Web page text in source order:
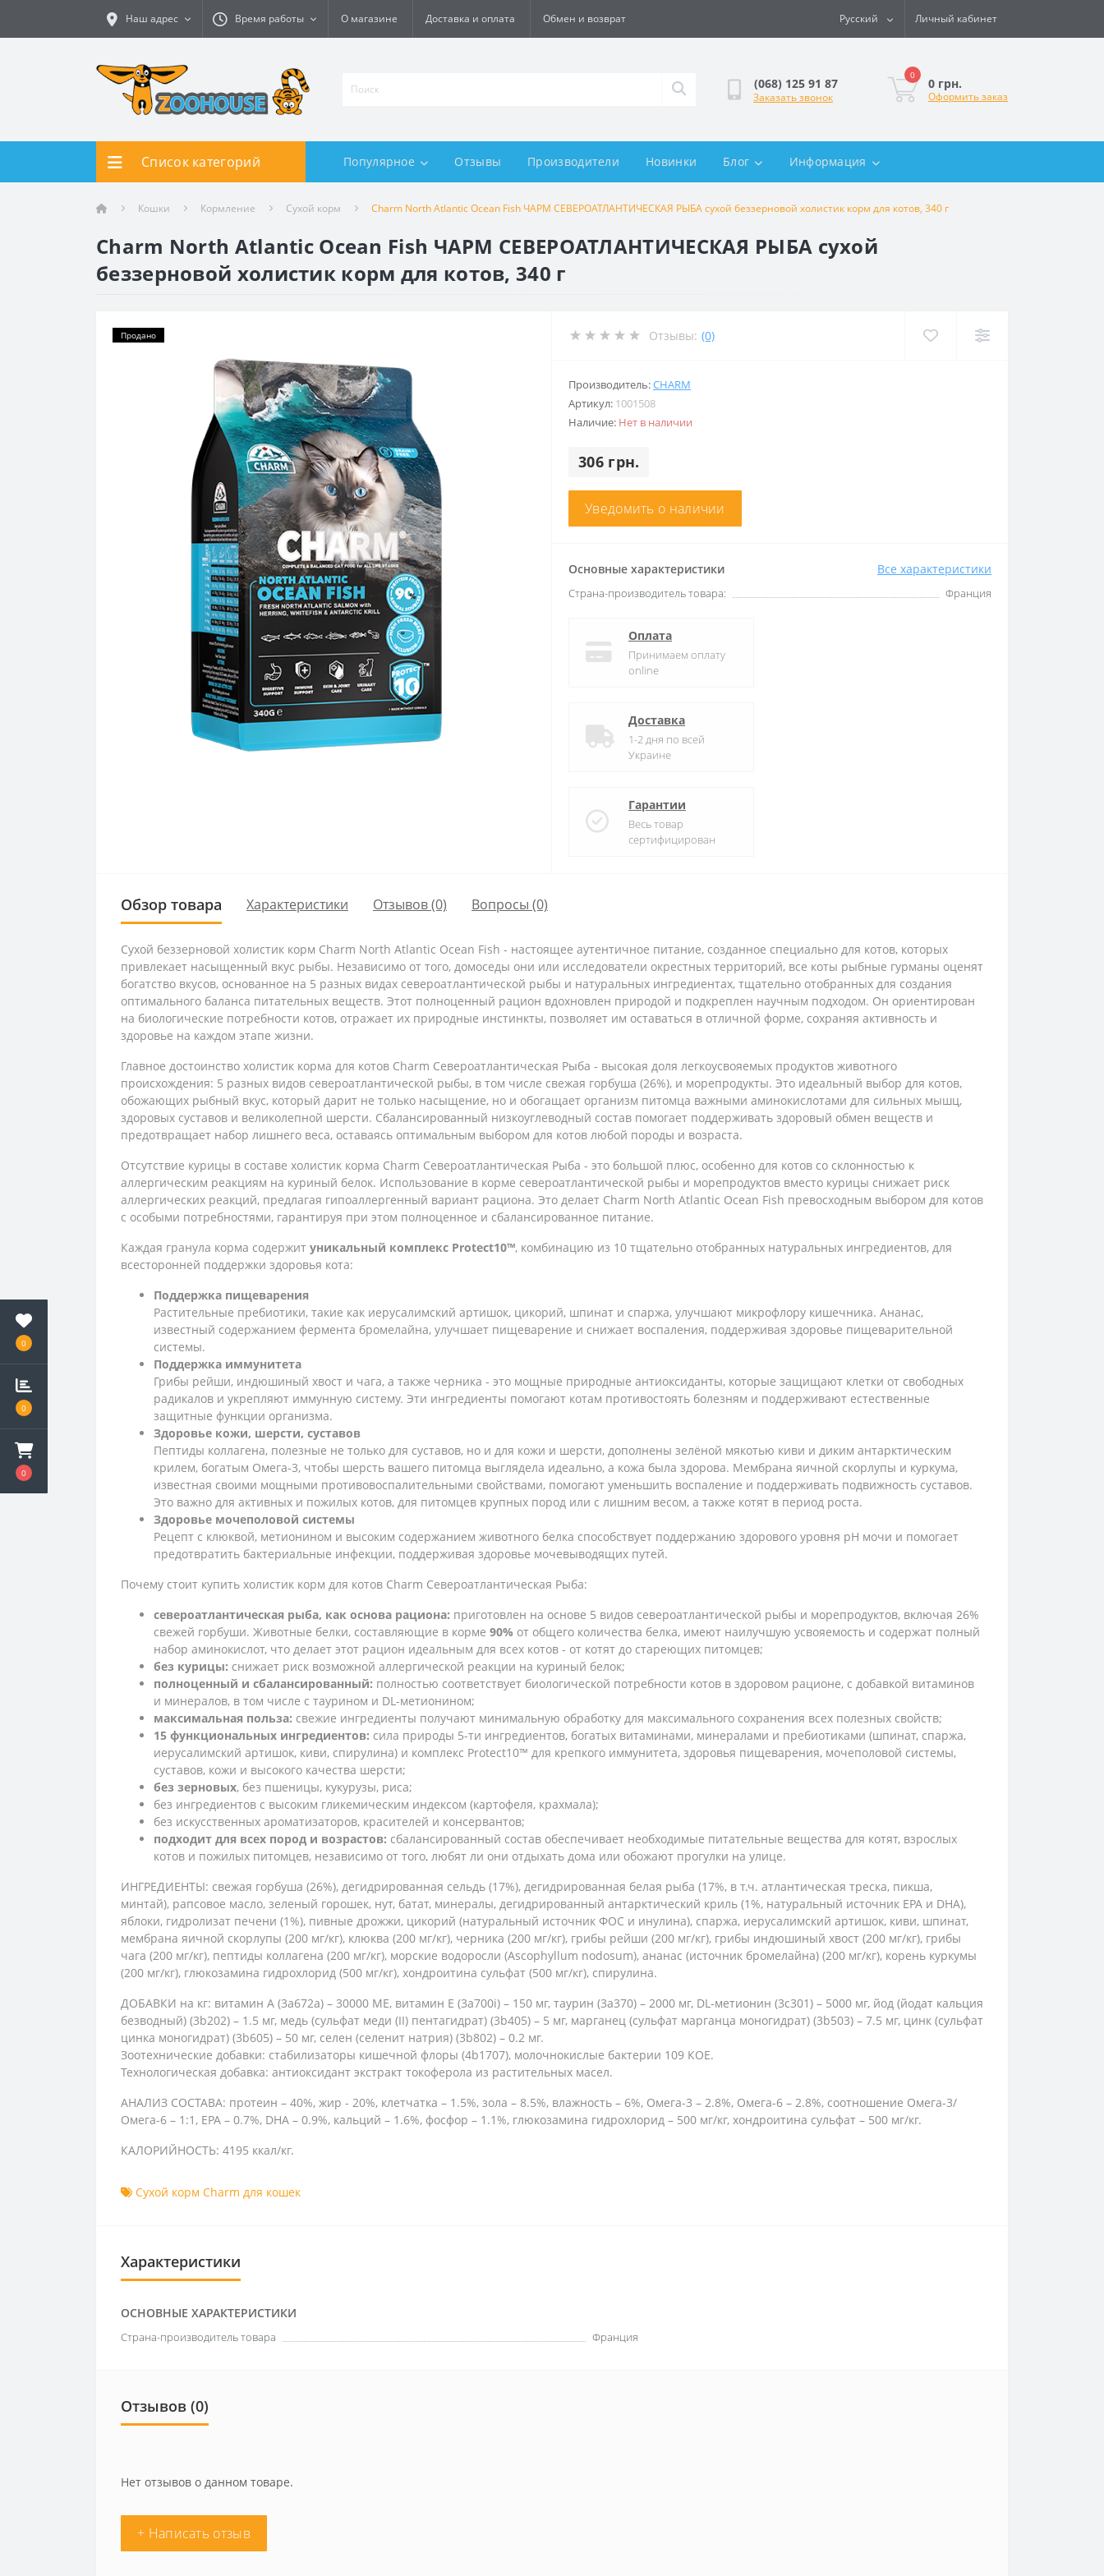
0
0
0
Наш адрес Время работы О магазине Доставка и оплата Обмен и возврат Русский Личный кабинет
(068) 125 91 87
Заказать звонок
0
0 грн.
Оформить заказ
Список категорий Популярное Отзывы Производители Новинки Блог Информация
Кошки Кормление Сухой корм Charm North Atlantic Ocean Fish ЧАРМ СЕВЕРОАТЛАНТИЧЕСКАЯ РЫБА сухой беззерновой холистик корм для котов, 340 г
Charm North Atlantic Ocean Fish ЧАРМ СЕВЕРОАТЛАНТИЧЕСКАЯ РЫБА сухой
беззерновой холистик корм для котов, 340 г
Продано Отзывы: (0)
Производитель:CHARM
Артикул: 1001508
Наличие: Нет в наличии
306 грн.
Уведомить о наличии
Основные характеристики Все характеристики
Страна-производитель товара: Франция
Оплата
Принимаем оплату
online
Доставка
1-2 дня по всей
Украине
Гарантии
Весь товар
сертифицирован
Обзор товара Характеристики Отзывов (0) Вопросы (0)
Сухой беззерновой холистик корм Charm North Atlantic Ocean Fish - настоящее аутентичное питание, созданное специально для котов, которых
привлекает насыщенный вкус рыбы. Независимо от того, домоседы они или исследователи окрестных территорий, все коты рыбные гурманы оценят
богатство вкусов, основанное на 5 разных видах североатлантической рыбы и натуральных ингредиентах, тщательно отобранных для создания
оптимального баланса питательных веществ. Этот полноценный рацион вдохновлен природой и подкреплен научным подходом. Он ориентирован
на биологические потребности котов, отражает их природные инстинкты, позволяет им оставаться в отличной форме, сохраняя активность и
здоровье на каждом этапе жизни.
Главное достоинство холистик корма для котов Charm Североатлантическая Рыба - высокая доля легкоусвояемых продуктов животного
происхождения: 5 разных видов североатлантической рыбы, в том числе свежая горбуша (26%), и морепродукты. Это идеальный выбор для котов,
обожающих рыбный вкус, который дарит не только насыщение, но и обогащает организм питомца важными аминокислотами для сильных мышц,
здоровых суставов и великолепной шерсти. Сбалансированный низкоуглеводный состав помогает поддерживать здоровый обмен веществ и
предотвращает набор лишнего веса, оставаясь оптимальным выбором для котов любой породы и возраста.
Отсутствие курицы в составе холистик корма Charm Североатлантическая Рыба - это большой плюс, особенно для котов со склонностью к
аллергическим реакциям на куриный белок. Использование в корме североатлантической рыбы и морепродуктов вместо курицы снижает риск
аллергических реакций, предлагая гипоаллергенный вариант рациона. Это делает Charm North Atlantic Ocean Fish превосходным выбором для котов
с особыми потребностями, гарантируя при этом полноценное и сбалансированное питание.
Каждая гранула корма содержит уникальный комплекс Protect10™, комбинацию из 10 тщательно отобранных натуральных ингредиентов, для
всесторонней поддержки здоровья кота:
Поддержка пищеварения
Растительные пребиотики, такие как иерусалимский артишок, цикорий, шпинат и спаржа, улучшают микрофлору кишечника. Ананас,
известный содержанием фермента бромелайна, улучшает пищеварение и снижает воспаления, поддерживая здоровье пищеварительной
системы.
Поддержка иммунитета
Грибы рейши, индюшиный хвост и чага, а также черника - это мощные природные антиоксиданты, которые защищают клетки от свободных
радикалов и укрепляют иммунную систему. Эти ингредиенты помогают котам противостоять болезням и поддерживают естественные
защитные функции организма.
Здоровье кожи, шерсти, суставов
Пептиды коллагена, полезные не только для суставов, но и для кожи и шерсти, дополнены зелёной мякотью киви и диким антарктическим
крилем, богатым Омега-3, чтобы шерсть вашего питомца выглядела идеально, а кожа была здорова. Мембрана яичной скорлупы и куркума,
известная своими мощными противовоспалительными свойствами, помогают уменьшить воспаление и поддерживать подвижность суставов.
Это важно для активных и пожилых котов, для питомцев крупных пород или с лишним весом, а также котят в период роста.
Здоровье мочеполовой системы
Рецепт с клюквой, метионином и высоким содержанием животного белка способствует поддержанию здорового уровня рН мочи и помогает
предотвратить бактериальные инфекции, поддерживая здоровье мочевыводящих путей.
Почему стоит купить холистик корм для котов Charm Североатлантическая Рыба:
североатлантическая рыба, как основа рациона: приготовлен на основе 5 видов североатлантической рыбы и морепродуктов, включая 26%
свежей горбуши. Животные белки, составляющие в корме 90% от общего количества белка, имеют наилучшую усвояемость и содержат полный
набор аминокислот, что делает этот рацион идеальным для всех котов - от котят до стареющих питомцев;
без курицы: снижает риск возможной аллергической реакции на куриный белок;
полноценный и сбалансированный: полностью соответствует биологической потребности котов в здоровом рационе, с добавкой витаминов
и минералов, в том числе с таурином и DL-метионином;
максимальная польза: свежие ингредиенты получают минимальную обработку для максимального сохранения всех полезных свойств;
15 функциональных ингредиентов: сила природы 5-ти ингредиентов, богатых витаминами, минералами и пребиотиками (шпинат, спаржа,
иерусалимский артишок, киви, спирулина) и комплекс Protect10™ для крепкого иммунитета, здоровья пищеварения, мочеполовой системы,
суставов, кожи и высокого качества шерсти;
без зерновых, без пшеницы, кукурузы, риса;
без ингредиентов с высоким гликемическим индексом (картофеля, крахмала);
без искусственных ароматизаторов, красителей и консервантов;
подходит для всех пород и возрастов: сбалансированный состав обеспечивает необходимые питательные вещества для котят, взрослых
котов и пожилых питомцев, независимо от того, любят ли они отдыхать дома или обожают прогулки на улице.
ИНГРЕДИЕНТЫ: свежая горбуша (26%), дегидрированная сельдь (17%), дегидрированная белая рыба (17%, в т.ч. атлантическая треска, пикша,
минтай), рапсовое масло, зеленый горошек, нут, батат, минералы, дегидрированный антарктический криль (1%, натуральный источник EPA и DHA),
яблоки, гидролизат печени (1%), пивные дрожжи, цикорий (натуральный источник ФОС и инулина), спаржа, иерусалимский артишок, киви, шпинат,
мембрана яичной скорлупы (200 мг/кг), клюква (200 мг/кг), черника (200 мг/кг), грибы рейши (200 мг/кг), грибы индюшиный хвост (200 мг/кг), грибы
чага (200 мг/кг), пептиды коллагена (200 мг/кг), морские водоросли (Ascophyllum nodosum), ананас (источник бромелайна) (200 мг/кг), корень куркумы
(200 мг/кг), глюкозамина гидрохлорид (500 мг/кг), хондроитина сульфат (500 мг/кг), спирулина.
ДОБАВКИ на кг: витамин A (3a672a) – 30000 МЕ, витамин E (3a700i) – 150 мг, таурин (3a370) – 2000 мг, DL-метионин (3c301) – 5000 мг, йод (йодат кальция
безводный) (3b202) – 1.5 мг, медь (сульфат меди (II) пентагидрат) (3b405) – 5 мг, марганец (сульфат марганца моногидрат) (3b503) – 7.5 мг, цинк (сульфат
цинка моногидрат) (3b605) – 50 мг, селен (селенит натрия) (3b802) – 0.2 мг.
Зоотехнические добавки: стабилизаторы кишечной флоры (4b1707), молочнокислые бактерии 109 КОЕ.
Технологическая добавка: антиоксидант экстракт токоферола из растительных масел.
АНАЛИЗ СОСТАВА: протеин – 40%, жир - 20%, клетчатка – 1.5%, зола – 8.5%, влажность – 6%, Омега-3 – 2.8%, Омега-6 – 2.8%, соотношение Омега-3/
Омега-6 – 1:1, EPA – 0.7%, DHA – 0.9%, кальций – 1.6%, фосфор – 1.1%, глюкозамина гидрохлорид – 500 мг/кг, хондроитина сульфат – 500 мг/кг.
КАЛОРИЙНОСТЬ: 4195 ккал/кг.
Сухой корм Charm для кошек
Характеристики
ОСНОВНЫЕ ХАРАКТЕРИСТИКИ
Страна-производитель товара Франция
Отзывов (0)
Нет отзывов о данном товаре.
+ Написать отзыв